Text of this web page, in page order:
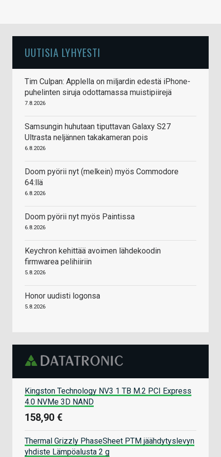
UUTISIA LYHYESTI
Tim Culpan: Applella on miljardin edestä iPhone-
puhelinten siruja odottamassa muistipiirejä
7.8.2026
Samsungin huhutaan tiputtavan Galaxy S27
Ultrasta neljännen takakameran pois
6.8.2026
Doom pyörii nyt (melkein) myös Commodore
64:llä
6.8.2026
Doom pyörii nyt myös Paintissa
6.8.2026
Keychron kehittää avoimen lähdekoodin
firmwarea pelihiiriin
5.8.2026
Honor uudisti logonsa
5.8.2026
Kingston Technology NV3 1 TB M.2 PCI Express
4.0 NVMe 3D NAND
158,90 €
Thermal Grizzly PhaseSheet PTM jäähdytyslevyn
yhdiste Lämpöalusta 2 g